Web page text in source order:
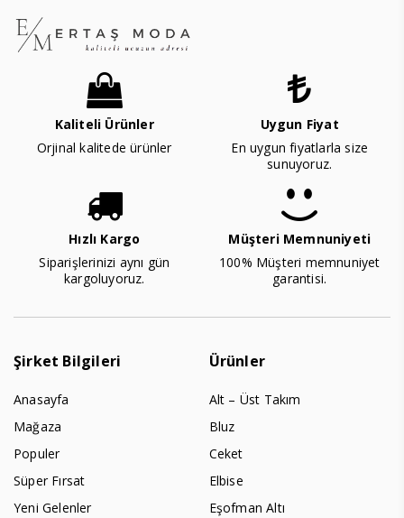
Kaliteli Ürünler
Orjinal kalitede ürünler
Uygun Fiyat
En uygun fiyatlarla size
sunuyoruz.
Hızlı Kargo
Siparişlerinizi aynı gün
kargoluyoruz.
Müşteri Memnuniyeti
100% Müşteri memnuniyet
garantisi.
Şirket Bilgileri
Anasayfa
Mağaza
Populer
Süper Fırsat
Yeni Gelenler
Ürünler
Alt – Üst Takım
Bluz
Ceket
Elbise
Eşofman Altı